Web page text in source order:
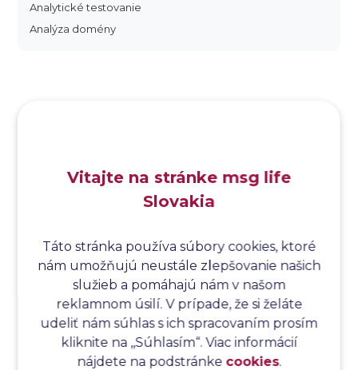
Analytické testovanie
Analýza domény
Analýza príčin a následkov
Analýza spôsobu a následkov zlyhania softvéru
Analýza stromu chýb
Analýza stromu chýb softvéru
Analýza testovacieho bodu
Analýza toku riadenia
Analýza toku údajov
Vitajte na stránke msg life
Slovakia
Táto stránka používa súbory cookies, ktoré
nám umožňujú neustále zlepšovanie našich
služieb a pomáhajú nám v našom
reklamnom úsilí. V prípade, že si želáte
udeliť nám súhlas s ich spracovaním prosím
kliknite na ,,Súhlasím“. Viac informácií
nájdete na podstránke cookies.